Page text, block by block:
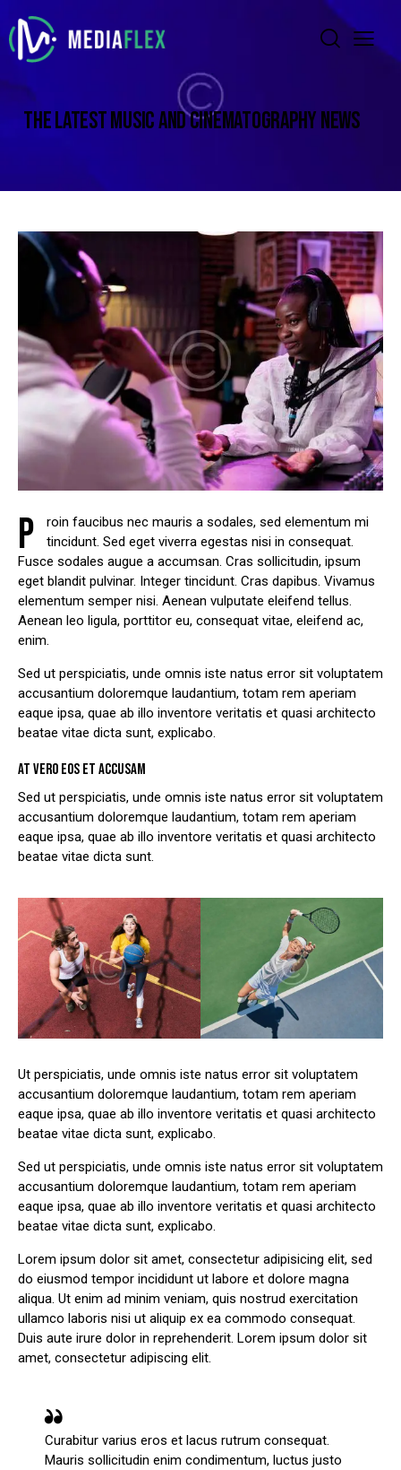
THE LATEST MUSIC AND CINEMATOGRAPHY NEWS
P
roin faucibus nec mauris a sodales, sed elementum mi
tincidunt. Sed eget viverra egestas nisi in consequat.
Fusce sodales augue a accumsan. Cras sollicitudin, ipsum
eget blandit pulvinar. Integer tincidunt. Cras dapibus. Vivamus
elementum semper nisi. Aenean vulputate eleifend tellus.
Aenean leo ligula, porttitor eu, consequat vitae, eleifend ac,
enim.
Sed ut perspiciatis, unde omnis iste natus error sit voluptatem
accusantium doloremque laudantium, totam rem aperiam
eaque ipsa, quae ab illo inventore veritatis et quasi architecto
beatae vitae dicta sunt, explicabo.
AT VERO EOS ET ACCUSAM
Sed ut perspiciatis, unde omnis iste natus error sit voluptatem
accusantium doloremque laudantium, totam rem aperiam
eaque ipsa, quae ab illo inventore veritatis et quasi architecto
beatae vitae dicta sunt.
Ut perspiciatis, unde omnis iste natus error sit voluptatem
accusantium doloremque laudantium, totam rem aperiam
eaque ipsa, quae ab illo inventore veritatis et quasi architecto
beatae vitae dicta sunt, explicabo.
Sed ut perspiciatis, unde omnis iste natus error sit voluptatem
accusantium doloremque laudantium, totam rem aperiam
eaque ipsa, quae ab illo inventore veritatis et quasi architecto
beatae vitae dicta sunt, explicabo.
Lorem ipsum dolor sit amet, consectetur adipisicing elit, sed
do eiusmod tempor incididunt ut labore et dolore magna
aliqua. Ut enim ad minim veniam, quis nostrud exercitation
ullamco laboris nisi ut aliquip ex ea commodo consequat.
Duis aute irure dolor in reprehenderit. Lorem ipsum dolor sit
amet, consectetur adipiscing elit.
Curabitur varius eros et lacus rutrum consequat.
Mauris sollicitudin enim condimentum, luctus justo